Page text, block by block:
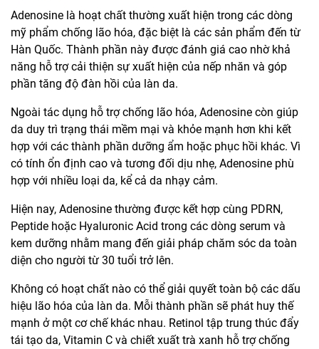
Adenosine là hoạt chất thường xuất hiện trong các dòng
mỹ phẩm chống lão hóa, đặc biệt là các sản phẩm đến từ
Hàn Quốc. Thành phần này được đánh giá cao nhờ khả
năng hỗ trợ cải thiện sự xuất hiện của nếp nhăn và góp
phần tăng độ đàn hồi của làn da.
Ngoài tác dụng hỗ trợ chống lão hóa, Adenosine còn giúp
da duy trì trạng thái mềm mại và khỏe mạnh hơn khi kết
hợp với các thành phần dưỡng ẩm hoặc phục hồi khác. Vì
có tính ổn định cao và tương đối dịu nhẹ, Adenosine phù
hợp với nhiều loại da, kể cả da nhạy cảm.
Hiện nay, Adenosine thường được kết hợp cùng PDRN,
Peptide hoặc Hyaluronic Acid trong các dòng serum và
kem dưỡng nhằm mang đến giải pháp chăm sóc da toàn
diện cho người từ 30 tuổi trở lên.
Không có hoạt chất nào có thể giải quyết toàn bộ các dấu
hiệu lão hóa của làn da. Mỗi thành phần sẽ phát huy thế
mạnh ở một cơ chế khác nhau. Retinol tập trung thúc đẩy
tái tạo da, Vitamin C và chiết xuất trà xanh hỗ trợ chống